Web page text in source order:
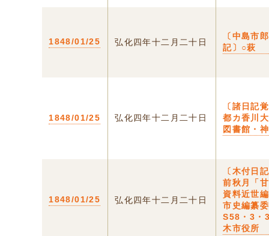
1848/01/25 弘化四年十二月二十日
〔中島市
記〕○萩
1848/01/25 弘化四年十二月二十日
〔諸日記
都カ香川
図書館・
1848/01/25 弘化四年十二月二十日
〔木付日
前秋月「
資料近世
市史編纂
S58・3
木市役所